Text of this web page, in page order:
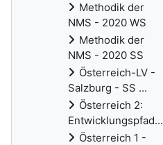
Methodik der
NMS - 2020 WS
Methodik der
NMS - 2020 SS
Österreich-LV -
Salzburg - SS ...
Österreich 2:
Entwicklungspfad...
Österreich 1 -